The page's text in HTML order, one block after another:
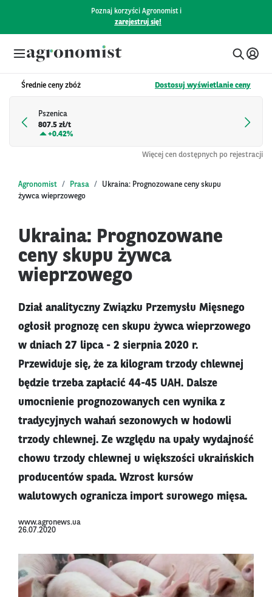
Poznaj korzyści Agronomist i
zarejestruj się!
Średnie ceny zbóż Dostosuj wyświetlanie ceny
Pszenica
807.5 zł/t
+0.42%
Więcej cen dostępnych po rejestracji
Agronomist Prasa
Ukraina: Prognozowane ceny skupu
żywca wieprzowego
Ukraina: Prognozowane
ceny skupu żywca
wieprzowego
Dział analityczny Związku Przemysłu Mięsnego
ogłosił prognozę cen skupu żywca wieprzowego
w dniach 27 lipca - 2 sierpnia 2020 r.
Przewiduje się, że za kilogram trzody chlewnej
będzie trzeba zapłacić 44-45 UAH. Dalsze
umocnienie prognozowanych cen wynika z
tradycyjnych wahań sezonowych w hodowli
trzody chlewnej. Ze względu na upały wydajność
chowu trzody chlewnej u większości ukraińskich
producentów spada. Wzrost kursów
walutowych ogranicza import surowego mięsa.
www.agronews.ua
26.07.2020